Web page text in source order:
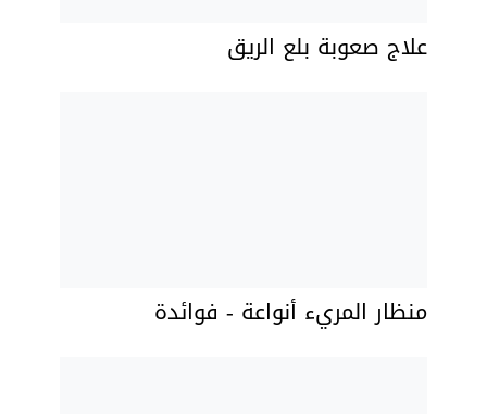
علاج صعوبة بلع الريق
منظار المريء أنواعة - فوائدة